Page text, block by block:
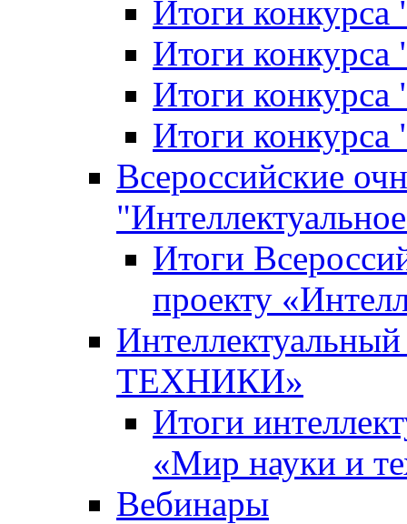
Итоги
Итоги конкурса
Итоги
Итоги
Всероссийские
Итоги
проекту
ТЕХНИКИ»
Итоги
«Мир науки и
Вебинары